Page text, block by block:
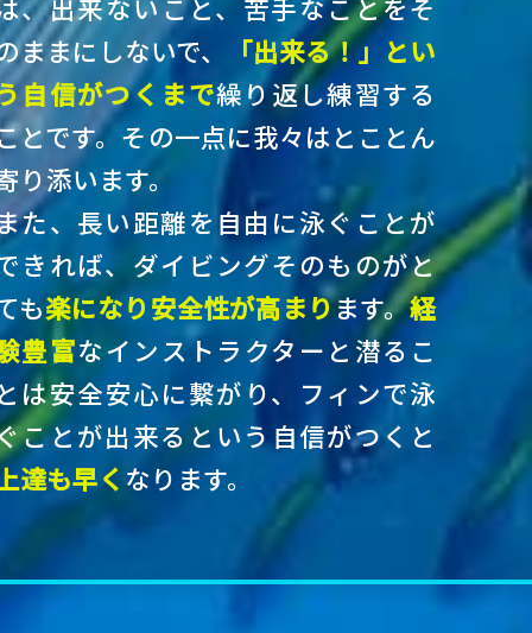
、出来ないこと、苦手なことをそ
ままにしないで、
「出来る！」とい
自信がつくまで繰り返し練習する
とです。その一点に我々はとことん
り添います。
た、長い距離を自由に泳ぐことが
きれば、ダイビングそのものがと
も楽になり安全性が高まります。経
豊富なインストラクターと潜るこ
は安全安心に繋がり、フィンで泳
ことが出来るという自信がつくと
達も早くなります。